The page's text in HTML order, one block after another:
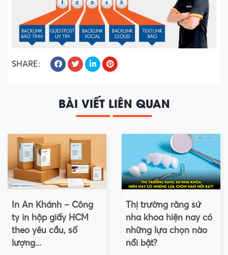
SHARE:
BÀI VIẾT LIÊN QUAN
In An Khánh – Công
ty in hộp giấy HCM
theo yêu cầu, số
lượng...
Thị trường răng sứ
nha khoa hiện nay có
những lựa chọn nào
nổi bật?